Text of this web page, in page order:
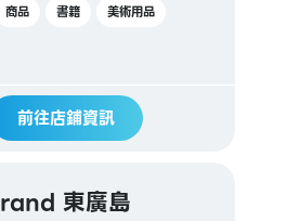
商品 書籍
美術用品
前往店鋪資訊
東廣島